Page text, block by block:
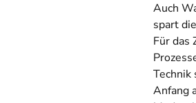
Auch
spart
Für das
Technik
Anfang